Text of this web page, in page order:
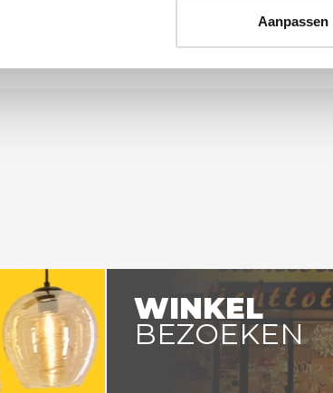
Aanpassen
ook eenvoudig te plaatsen.
verpakt
bedrijf zeker
WINKEL
BEZOEKEN